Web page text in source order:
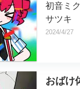
初音ミ
サツキ
2024/4/27
おばけ